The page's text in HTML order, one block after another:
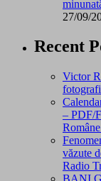
27/09/
Recent
Victor
– PDF/
văzute
Radio